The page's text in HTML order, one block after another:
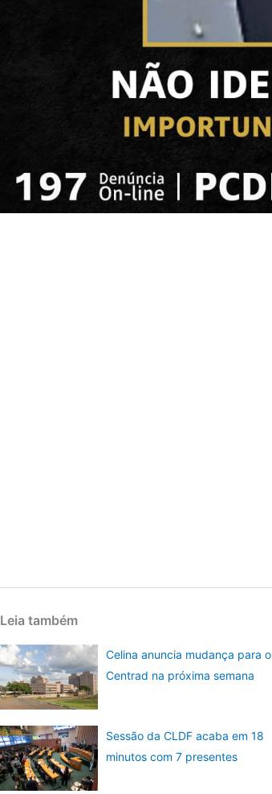
Leia também
Celina anuncia mudança para o
Centrad na próxima semana
Sessão da CLDF acaba em 18
minutos com 7 presentes